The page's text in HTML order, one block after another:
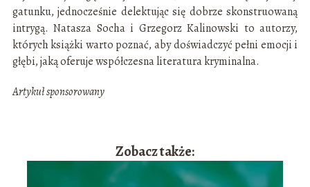
gatunku, jednocześnie delektując się dobrze skonstruowaną
intrygą. Natasza Socha i Grzegorz Kalinowski to autorzy,
których książki warto poznać, aby doświadczyć pełni emocji i
głębi, jaką oferuje współczesna literatura kryminalna.
Artykuł sponsorowany
Zobacz także: